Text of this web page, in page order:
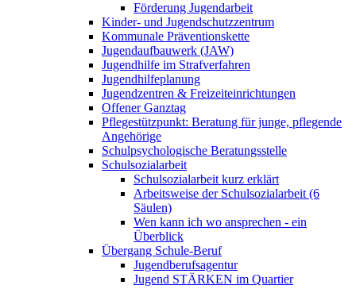
Förderung Jugendarbeit
Kinder- und Jugendschutzzentrum
Kommunale Präventionskette
Jugendaufbauwerk (JAW)
Jugendhilfe im Strafverfahren
Jugendhilfeplanung
Jugendzentren & Freizeiteinrichtungen
Offener Ganztag
Pflegestützpunkt: Beratung für junge, pflegende
Angehörige
Schulpsychologische Beratungsstelle
Schulsozialarbeit
Schulsozialarbeit kurz erklärt
Arbeitsweise der Schulsozialarbeit (6
Säulen)
Wen kann ich wo ansprechen - ein
Überblick
Übergang Schule-Beruf
Jugendberufsagentur
Jugend STÄRKEN im Quartier